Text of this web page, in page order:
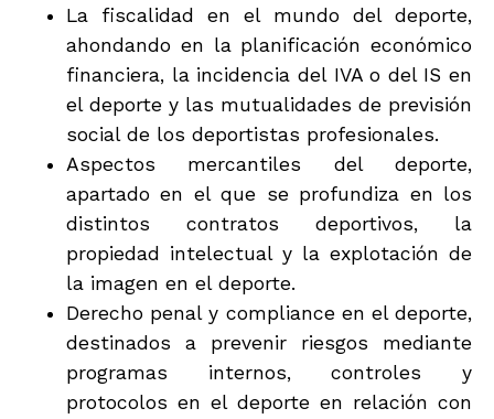
La fiscalidad en el mundo del deporte,
ahondando en la planificación económico
financiera, la incidencia del IVA o del IS en
el deporte y las mutualidades de previsión
social de los deportistas profesionales.
Aspectos mercantiles del deporte,
apartado en el que se profundiza en los
distintos contratos deportivos, la
propiedad intelectual y la explotación de
la imagen en el deporte.
Derecho penal y compliance en el deporte,
destinados a prevenir riesgos mediante
programas internos, controles y
protocolos en el deporte en relación con